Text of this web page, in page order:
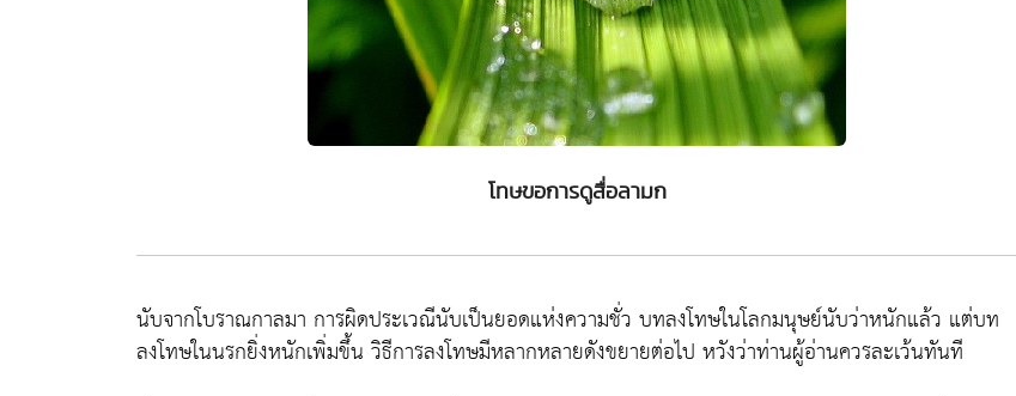
โทษขอการดูสื่อลามก
นับจากโบราณกาลมา การผิดประเวณีนับเป็นยอดแห่งความชั่ว บทลงโทษในโลกมนุษย์นับว่าหนักแล้ว แต่บท
ลงโทษในนรกยิ่งหนักเพิ่มขึ้น วิธีการลงโทษมีหลากหลายดังขยายต่อไป หวังว่าท่านผู้อ่านควรละเว้นทันที